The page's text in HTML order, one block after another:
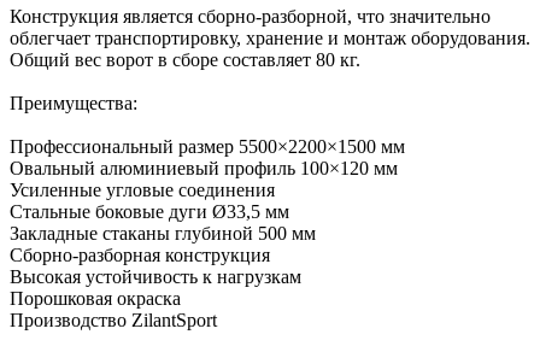
Конструкция является сборно-разборной, что значительно
облегчает транспортировку, хранение и монтаж оборудования.
Общий вес ворот в сборе составляет 80 кг.
Преимущества:
Профессиональный размер 5500×2200×1500 мм
Овальный алюминиевый профиль 100×120 мм
Усиленные угловые соединения
Стальные боковые дуги Ø33,5 мм
Закладные стаканы глубиной 500 мм
Сборно-разборная конструкция
Высокая устойчивость к нагрузкам
Порошковая окраска
Производство ZilantSport